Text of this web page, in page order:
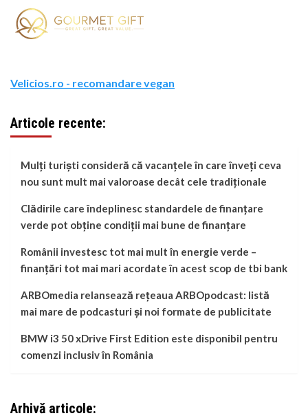
Velicios.ro - recomandare vegan
Articole recente:
Mulți turiști consideră că vacanțele în care înveți ceva
nou sunt mult mai valoroase decât cele tradiționale
Clădirile care îndeplinesc standardele de finanțare
verde pot obține condiții mai bune de finanțare
Românii investesc tot mai mult în energie verde –
finanțări tot mai mari acordate în acest scop de tbi bank
ARBOmedia relansează rețeaua ARBOpodcast: listă
mai mare de podcasturi și noi formate de publicitate
BMW i3 50 xDrive First Edition este disponibil pentru
comenzi inclusiv în România
Arhivă articole: